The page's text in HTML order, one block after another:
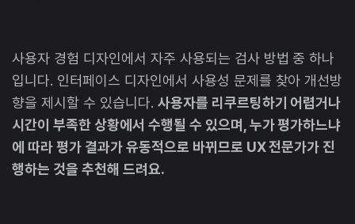
사용자 경험 디자인에서 자주 사용되는 검사 방법 중 하나
입니다. 인터페이스 디자인에서 사용성 문제를 찾아 개선방
향을 제시할 수 있습니다. 사용자를 리쿠르팅하기 어렵거나
시간이 부족한 상황에서 수행될 수 있으며, 누가 평가하느냐
에 따라 평가 결과가 유동적으로 바뀌므로 UX 전문가가 진
행하는 것을 추천해 드려요.